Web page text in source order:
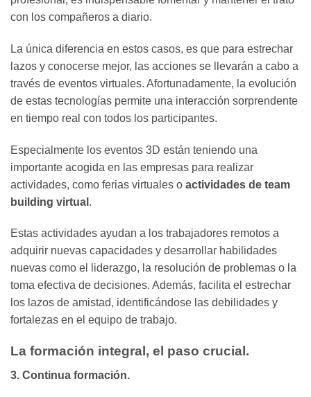
con los compañeros a diario.
La única diferencia en estos casos, es que para estrechar
lazos y conocerse mejor, las acciones se llevarán a cabo a
través de eventos virtuales. Afortunadamente, la evolución
de estas tecnologías permite una interacción sorprendente
en tiempo real con todos los participantes.
Especialmente los eventos 3D están teniendo una
importante acogida en las empresas para realizar
actividades, como ferias virtuales o actividades de team
building virtual .
Estas actividades ayudan a los trabajadores remotos a
adquirir nuevas capacidades y desarrollar habilidades
nuevas como el liderazgo, la resolución de problemas o la
toma efectiva de decisiones. Además, facilita el estrechar
los lazos de amistad, identificándose las debilidades y
fortalezas en el equipo de trabajo.
La formación integral, el paso crucial.
3. Continua formación.